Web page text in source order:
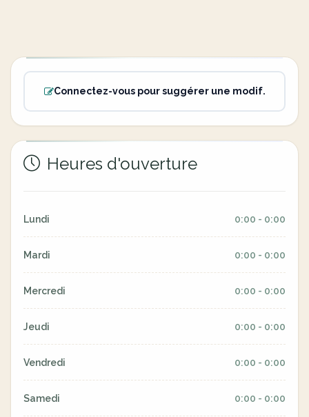
Connectez-vous pour suggérer une modif.
Heures d'ouverture
Lundi 0:00 - 0:00
Mardi 0:00 - 0:00
Mercredi 0:00 - 0:00
Jeudi 0:00 - 0:00
Vendredi 0:00 - 0:00
Samedi 0:00 - 0:00